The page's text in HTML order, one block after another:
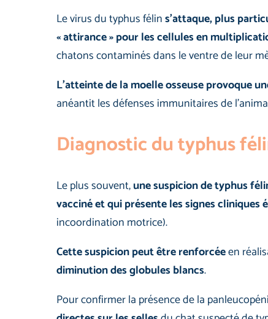
Le virus du typhus félins’attaque, plus
« attirance » pour les cellules en
chatons contaminés dans le ventre de leur
L’atteinte de la moelle osseuse provoque
anéantit les défenses immunitaires de
Diagnostic du typhus
Le plus souvent,une suspicion de typhus
vacciné et qui présente les signes cliniques
incoordination motrice).
Cette suspicion peut être renforcéeen
diminution des globules blancs.
Pour confirmer la présence de la